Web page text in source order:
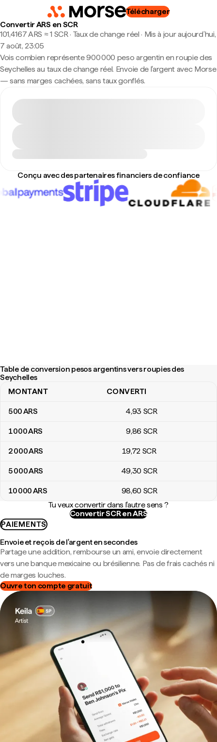
Télécharger
Convertir ARS en SCR
101,4167 ARS ≈ 1 SCR · Taux de change réel · Mis à jour aujourd’hui,
7 août, 23:05
Vois combien représente 900 000 peso argentin en roupie des
Seychelles au taux de change réel. Envoie de l'argent avec Morse
— sans marges cachées, sans taux gonflés.
Conçu avec des partenaires financiers de confiance
Table de conversion pesos argentins vers roupies des
Seychelles
Table de conversion pesos argentins vers roupies des
MONTANT CONVERTI
500ARS 4,93 SCR
1 000ARS 9,86 SCR
2 000ARS 19,72 SCR
5 000ARS 49,30 SCR
10 000ARS 98,60 SCR
Tu veux convertir dans l'autre sens ?
Convertir SCR en ARS
PAIEMENTS
Envoie et reçois de l'argent en secondes
Partage une addition, rembourse un ami, envoie directement
vers une banque mexicaine ou brésilienne. Pas de frais cachés ni
de marges louches.
Ouvre ton compte gratuit